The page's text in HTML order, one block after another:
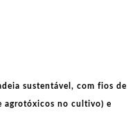
sustentável, com fios de
agrotóxicos no cultivo) e